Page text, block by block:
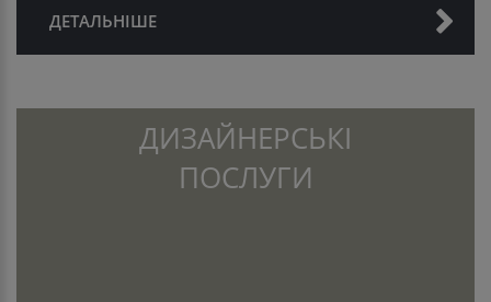
ДЕТАЛЬНІШЕ
ДИЗАЙНЕРСЬКІ
ПОСЛУГИ